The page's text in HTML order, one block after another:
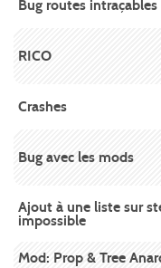
Bug routes intraçables
RICO
Crashes
Bug avec les mods
Ajout à une liste sur
impossible
Mod: Prop & Tree